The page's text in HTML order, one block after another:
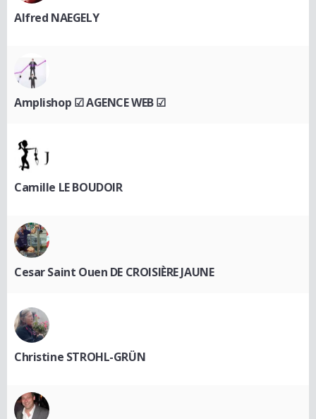
Alfred NAEGELY
Amplishop ☑ AGENCE WEB ☑
Camille LE BOUDOIR
Cesar Saint Ouen DE CROISIÈRE JAUNE
Christine STROHL-GRÜN